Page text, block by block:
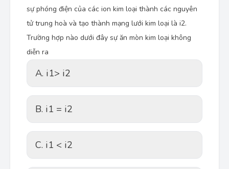
sự phóng điện của các ion kim loại thành các nguyên
tử trung hoà và tạo thành mạng lưới kim loại là i2.
Trường hợp nào dưới đây sự ăn mòn kim loại không
diễn ra
A. i1> i2
B. i1 = i2
C. i1 < i2